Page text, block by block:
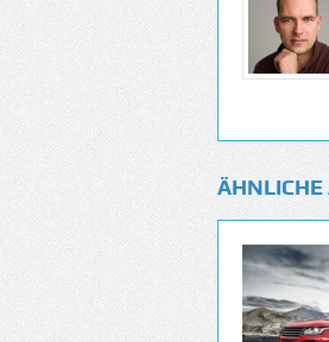
ÄHNLICHE